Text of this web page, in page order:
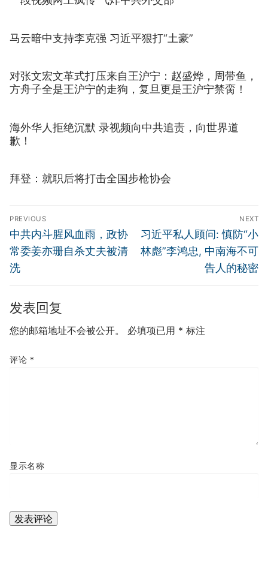
马云暗中支持李克强 习近平狠打“土豪”
对张文宏文革式打压来自王沪宁：赵盛烨，周带鱼，
方舟子全是王沪宁的走狗，复旦更是王沪宁禁脔！
海外华人拒绝沉默 录视频向中共追责，向世界道
歉！
拜登：就职后将打击全国步枪协会
文
章
导
航
PREVIOUS
Previous
post:
中共内斗腥风血雨，政协
常委姜亦珊自杀丈夫被清
洗
NEXT
Next
post:
习近平私人顾问: 慎防“小
林彪”李鸿忠, 中南海不可
告人的秘密
发表回复
您的邮箱地址不会被公开。 必填项已用 * 标注
评论 *
显示名称